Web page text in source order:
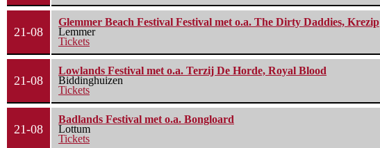
21-08
Glemmer Beach Festival Festival met o.a. The Dirty Daddies, Krezip
Lemmer
Tickets
21-08
Lowlands Festival met o.a. Terzij De Horde, Royal Blood
Biddinghuizen
Tickets
21-08
Badlands Festival met o.a. Bongloard
Lottum
Tickets